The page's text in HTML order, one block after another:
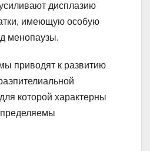
дисплазию
имеющую особую
менопаузы.
приводят к развитию
которой характерны